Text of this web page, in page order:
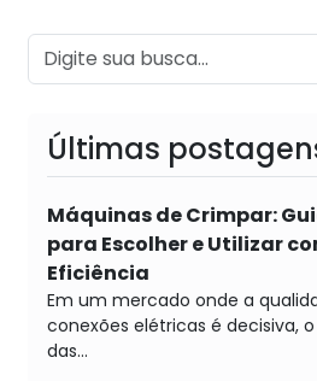
Últimas
Máquinas de Crimpar:
para Escolher e Utilizar
Eficiência
Em um mercado onde a
conexões elétricas é decisiva,
das...